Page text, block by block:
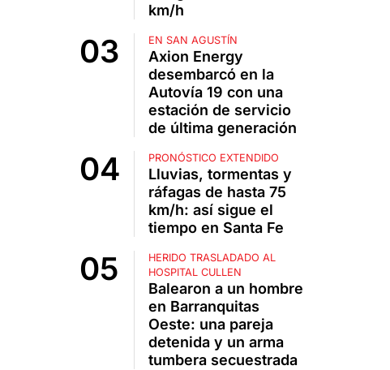
km/h
EN SAN AGUSTÍN
Axion Energy
desembarcó en la
Autovía 19 con una
estación de servicio
de última generación
PRONÓSTICO EXTENDIDO
Lluvias, tormentas y
ráfagas de hasta 75
km/h: así sigue el
tiempo en Santa Fe
HERIDO TRASLADADO AL
HOSPITAL CULLEN
Balearon a un hombre
en Barranquitas
Oeste: una pareja
detenida y un arma
tumbera secuestrada